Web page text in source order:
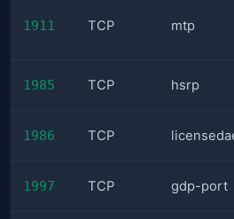
1911 TCP mtp
1985 TCP hsrp
1986 TCP
1997 TCP gdp-port